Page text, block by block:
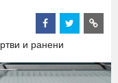
и ранени